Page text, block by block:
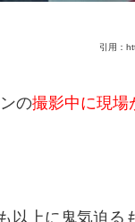
引用：
の撮影中に現場
以上に鬼気迫る